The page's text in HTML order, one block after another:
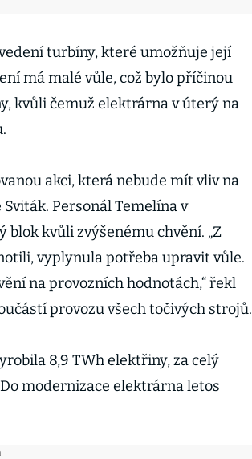
turbíny, které umožňuje její
má malé vůle, což bylo příčinou
kvůli čemuž elektrárna v úterý na
akci, která nebude mít vliv na
Personál Temelína v
kvůli zvýšenému chvění. „Z
vyplynula potřeba upravit vůle.
na provozních hodnotách,“ řekl
provozu všech točivých strojů.
8,9 TWh elektřiny, za celý
modernizace elektrárna letos